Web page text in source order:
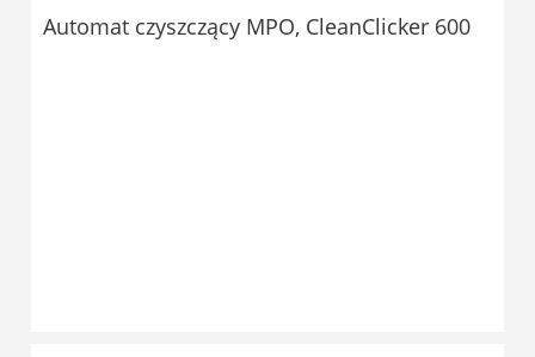
Automat czyszczący MPO, CleanClicker 600